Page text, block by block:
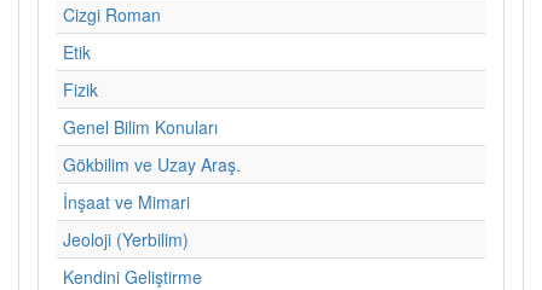
Cizgi Roman
Etik
Fizik
Genel Bilim Konuları
Gökbilim ve Uzay Araş.
İnşaat ve Mimari
Jeoloji (Yerbilim)
Kendini Geliştirme